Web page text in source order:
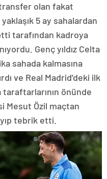
transfer olan fakat
5 ay sahalardan
tarafından kadroya
Genç yıldız Celta
sahada kalmasına
ve Real Madrid’deki ilk
önünde
Mesut Özil maçtan
tebrik etti.